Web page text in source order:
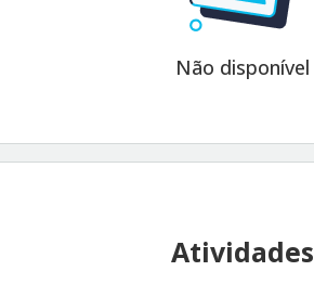
Não disponível
Atividades